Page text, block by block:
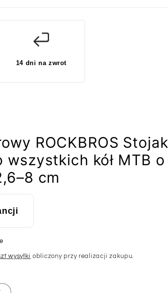
14 dni na zwrot
ROCKBROS Stojak
kół MTB o
cm
wysyłki obliczony przy realizacji zakupu.